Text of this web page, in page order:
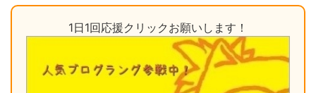
1日1回応援クリックお願いします！